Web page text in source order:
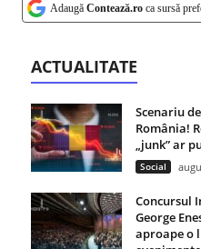
Adaugă Contează.roca sursă
ACTUALITATE
Scenariu
România!
„junk” ar
Social
Concursul
George
aproape o